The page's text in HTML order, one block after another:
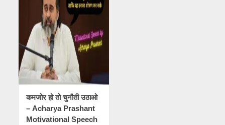
कमजोर हो तो चुनौती उठाओ
– Acharya Prashant
Motivational Speech